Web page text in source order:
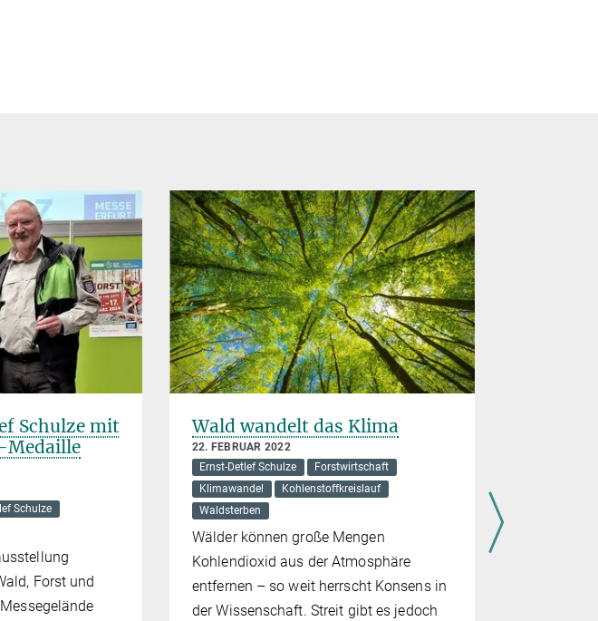
Schulze mit
Schulze
Forst und
Wald wandelt das Klima
22. FEBRUAR 2022
Ernst-Detlef Schulze
Forstwirtschaft
Klimawandel
Kohlenstoffkreislauf
Waldsterben
Wälder können große Mengen
Kohlendioxid aus der Atmosphäre
entfernen – so weit herrscht Konsens in
der Wissenschaft. Streit gibt es jedoch